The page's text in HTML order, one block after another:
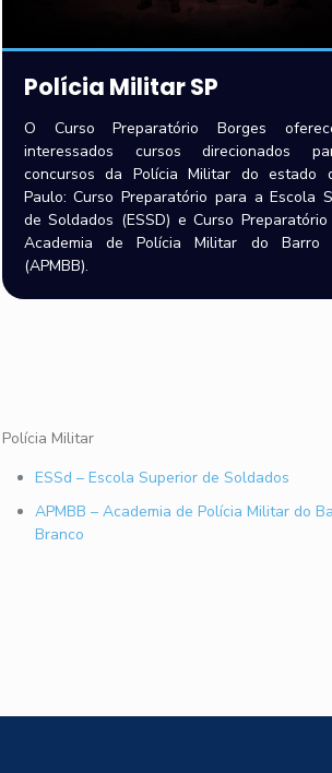
Polícia Militar SP
O Curso Preparatório Borges
interessados cursos direcionados
concursos da Polícia Militar do estado
Paulo: Curso Preparatório para a Escola
de Soldados (ESSD) e Curso
Academia de Polícia Militar do Barro
(APMBB).
Polícia Militar
ESSd – Escola Superior de Soldados
APMBB – Academia de Polícia Militar do
Branco